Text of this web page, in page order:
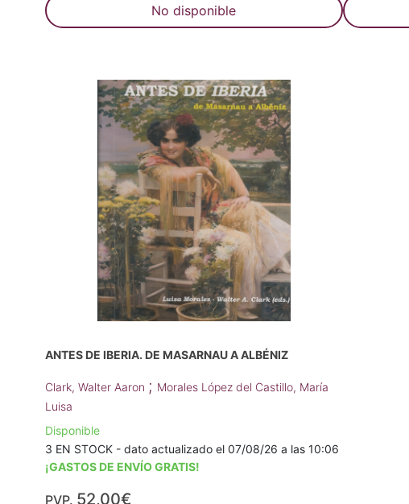
No disponible
ANTES DE IBERIA. DE MASARNAU A ALBÉNIZ
Clark, Walter Aaron ; Morales López del Castillo, María
Luisa
Disponible
3 EN STOCK - dato actualizado el 07/08/26 a las 10:06
¡GASTOS DE ENVÍO GRATIS!
PVP. 52,00€